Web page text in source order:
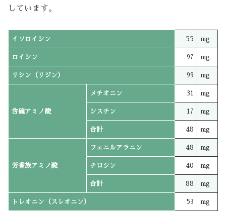
しています。
イソロイシン 55 mg
ロイシン 97 mg
リシン（リジン） 99 mg
含硫アミノ酸
メチオニン 31 mg
シスチン 17 mg
合計 48 mg
芳香族アミノ酸
フェニルアラニン 48 mg
チロシン 40 mg
合計 88 mg
トレオニン（スレオニン） 53 mg